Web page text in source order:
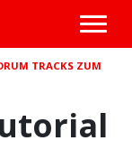
TRACKS ZUM